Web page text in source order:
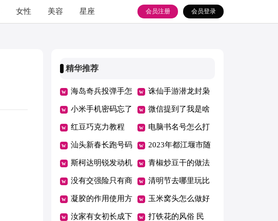
女性 美容 星座 会员登录
会员注册
精华推荐
海岛奇兵投弹手怎
么玩 海岛奇兵加
农炮能打到投弹手
吗
诛仙手游潜龙封枭
怎么打（诛仙手游
潜龙封枭怎么打
的）
小米手机密码忘了
怎么办
微信提到了我是啥
意思 发微信提到
我是什么意思
红豆巧克力教程
（巧克力 红豆）
电脑书名号怎么打
（电脑书名号怎么
打出来?）
汕头新春长跑号码
布领取时间 2020
汕头马拉松欢乐跑
路线
2023年都江堰市随
迁子女入学政策解
读 2021年都江堰
幼升小政策
斯柯达明锐发动机
几缸（斯柯达明锐
发动机是几缸的）
青椒炒豆干的做法
青椒炒豆干的做法
窍门
没有交强险只有商
业险可以理赔吗
没有交强险只有商
清明节去哪里玩比
较好 清明节去哪
里玩比较好西安
凝胶的作用使用方
法 凝胶的作用使
玉米窝头怎么做好
吃 玉米窝头怎么
汝家有女初长成下 打铁花的风俗 民